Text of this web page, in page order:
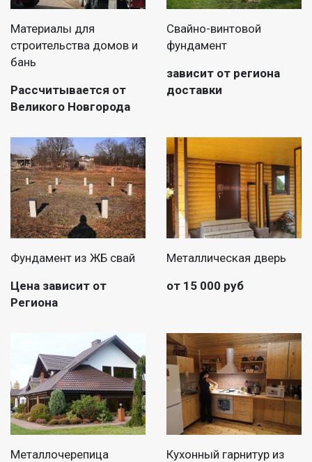
Материалы для
строительства домов и
бань
Рассчитывается от
Великого Новгорода
Свайно-винтовой
фундамент
зависит от региона
доставки
Фундамент из ЖБ свай
Цена зависит от
Региона
Металлическая дверь
от 15 000 руб
Металлочерепица
Кухонный гарнитур из